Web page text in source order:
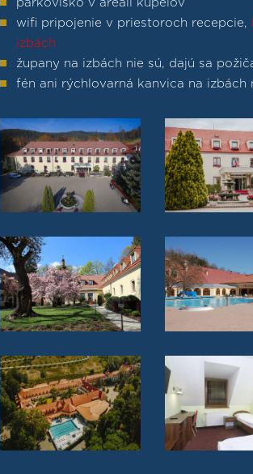
parkovisko v areáli kúpeľov
wifi pripojenie v priestoroch recepcie,
izbách
župany na izbách nie sú, dajú sa
fén ani rýchlovarná kanvica na izbách